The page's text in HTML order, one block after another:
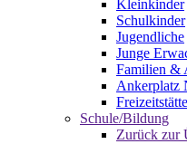
Kleinkinder
Schulkinder
Jugendliche
Junge
Familien &
Ankerplatz
Schule/Bildung
Zurück zur